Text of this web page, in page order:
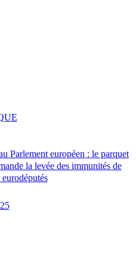
Parlement européen : le parquet
la levée des immunités de